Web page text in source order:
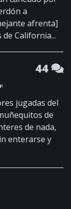
a
afrenta]
California...
44
jugadas del
de
de nada,
enterarse y